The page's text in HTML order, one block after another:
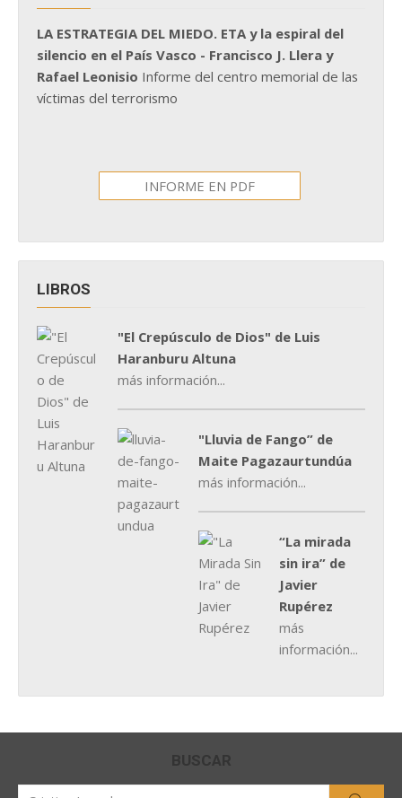
LA ESTRATEGIA DEL MIEDO. ETA y la espiral del
silencio en el País Vasco - Francisco J. Llera y
Rafael Leonisio Informe del centro memorial de las
víctimas del terrorismo
INFORME EN PDF
LIBROS
"El Crepúsculo de Dios" de Luis
Haranburu Altuna
más información...
"Lluvia de Fango” de
Maite Pagazaurtundúa
más información...
“La mirada
sin ira” de
Javier
Rupérez
más
información...
BUSCAR